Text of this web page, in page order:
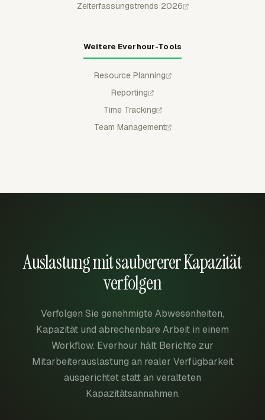
Zeiterfassungstrends 2026
Weitere Everhour-Tools
Resource Planning
Reporting
Time Tracking
Team Management
Auslastung mit saubererer Kapazität
verfolgen
Verfolgen Sie genehmigte Abwesenheiten,
Kapazität und abrechenbare Arbeit in einem
Workflow. Everhour hält Berichte zur
Mitarbeiterauslastung an realer Verfügbarkeit
ausgerichtet statt an veralteten
Kapazitätsannahmen.